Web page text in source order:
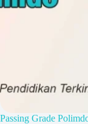
Passing Grade